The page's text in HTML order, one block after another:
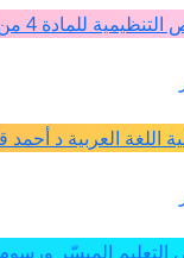
من اجل تغيير فئة الفضاءات الطبيعية الى فئة المدن والمدارات
اللغة العربية د
الميسّر